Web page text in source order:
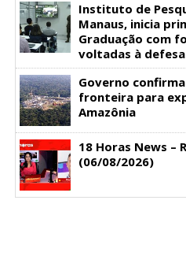
Instituto de
Manaus, inicia
Graduação com
voltadas à
Governo
fronteira para
Amazônia
18 Horas News​​​​​​​​​​​​ –
(06/08/2026)